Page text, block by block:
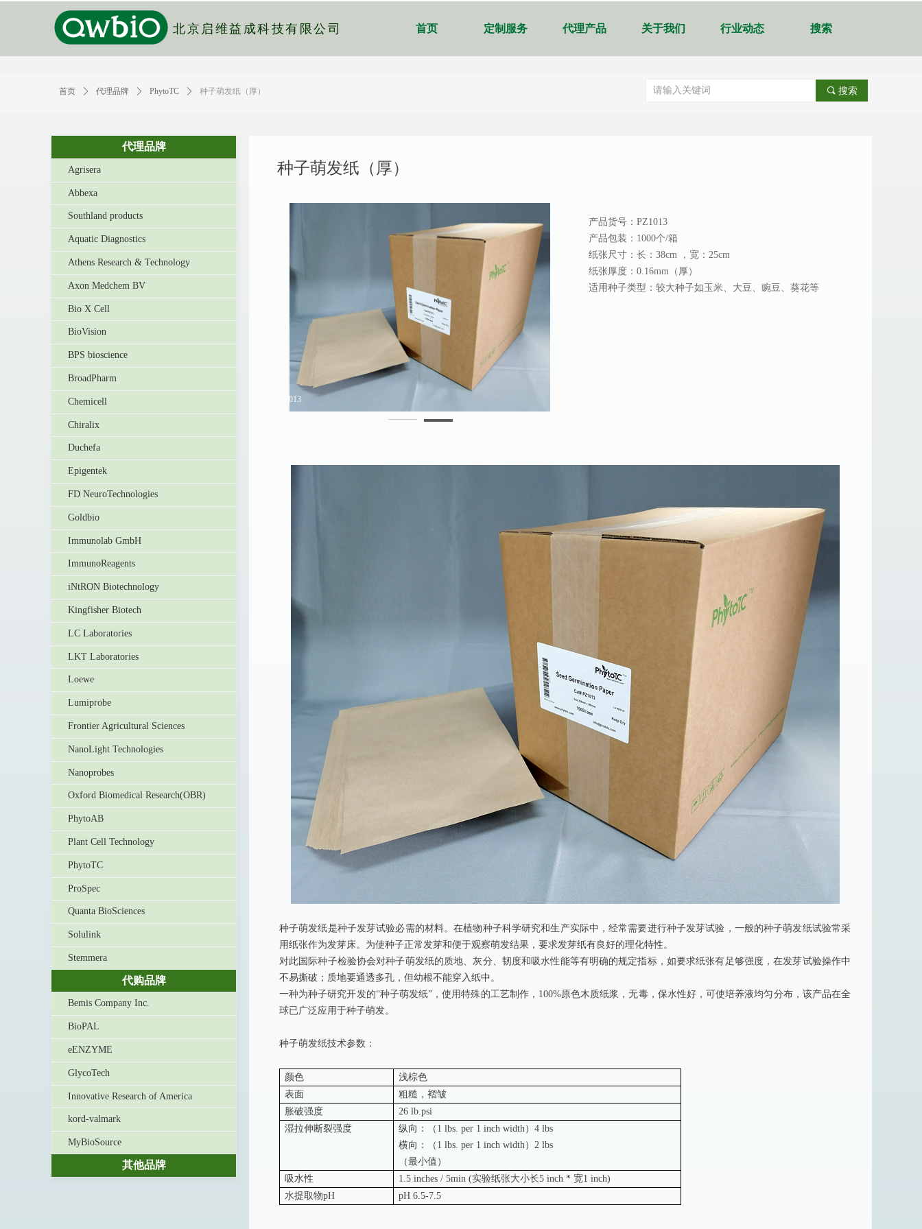
北京启维益成科技有限公司 首页 定制服务 代理产品 关于我们 行业动态 搜索
PZ1013-f
种子萌发纸（厚）
产品货号：PZ1013
产品包装：1000个/箱
纸张尺寸：长：38cm ，宽：25cm
纸张厚度：0.16mm（厚）
适用种子类型：较大种子如玉米、大豆、豌豆、葵花等
种子萌发纸是种子发芽试验必需的材料。在植物种子科学研究和生产实际中，经常需要进行种子发芽试验，一般的种子萌发纸试验常采
用纸张作为发芽床。为使种子正常发芽和便于观察萌发结果，要求发芽纸有良好的理化特性。
对此国际种子检验协会对种子萌发纸的质地、灰分、韧度和吸水性能等有明确的规定指标，如要求纸张有足够强度，在发芽试验操作中
不易撕破；质地要通透多孔，但幼根不能穿入纸中。
一种为种子研究开发的“种子萌发纸”，使用特殊的工艺制作，100%原色木质纸浆，无毒，保水性好，可使培养液均匀分布，该产品在全
球已广泛应用于种子萌发。
种子萌发纸技术参数：
颜色
浅棕色
表面
粗糙，褶皱
胀破强度
26 lb.psi
湿拉伸断裂强度
纵向：（1 lbs. per 1 inch width）4 lbs
横向：（1 lbs. per 1 inch width）2 lbs
（最小值）
吸水性
1.5 inches / 5min (实验纸张大小长5 inch * 宽1 inch)
水提取物pH
pH 6.5-7.5
代理品牌
Agrisera
Abbexa
Southland products
Aquatic Diagnostics
Athens Research & Technology
Axon Medchem BV
Bio X Cell
BioVision
BPS bioscience
BroadPharm
Chemicell
Chiralix
Duchefa
Epigentek
FD NeuroTechnologies
Goldbio
Immunolab GmbH
ImmunoReagents
iNtRON Biotechnology
Kingfisher Biotech
LC Laboratories
LKT Laboratories
Loewe
Lumiprobe
Frontier Agricultural Sciences
NanoLight Technologies
Nanoprobes
Oxford Biomedical Research(OBR)
PhytoAB
Plant Cell Technology
PhytoTC
ProSpec
Quanta BioSciences
Solulink
Stemmera
代购品牌
Bemis Company Inc.
BioPAL
eENZYME
GlycoTech
Innovative Research of America
kord-valmark
MyBioSource
其他品牌
首页 ꄲ 代理品牌 ꄲ PhytoTC ꄲ 种子萌发纸（厚） 끠 搜索